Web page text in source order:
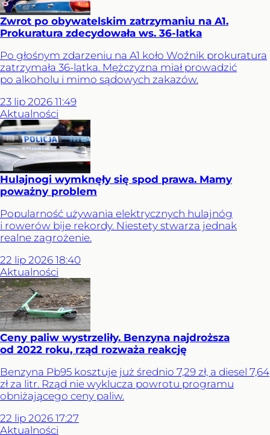
Zwrot po obywatelskim zatrzymaniu na A1.
Prokuratura zdecydowała ws. 36-latka
Po głośnym zdarzeniu na A1 koło Woźnik prokuratura
zatrzymała 36-latka. Mężczyzna miał prowadzić
po alkoholu i mimo sądowych zakazów.
23 lip 2026 11:49
Aktualności
Hulajnogi wymknęły się spod prawa. Mamy
poważny problem
Popularność używania elektrycznych hulajnóg
i rowerów bije rekordy. Niestety stwarza jednak
realne zagrożenie.
22 lip 2026 18:40
Aktualności
Ceny paliw wystrzeliły. Benzyna najdroższa
od 2022 roku, rząd rozważa reakcję
Benzyna Pb95 kosztuje już średnio 7,29 zł, a diesel 7,64
zł za litr. Rząd nie wyklucza powrotu programu
obniżającego ceny paliw.
22 lip 2026 17:27
Aktualności